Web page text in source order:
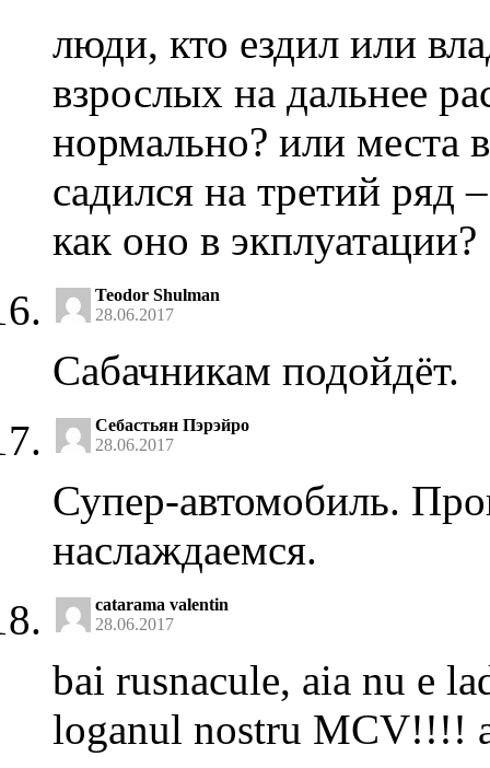
люди, кто ездил или
взрослых на дальнее
нормально? или места
садился на третий ряд
как оно в экплуатации?
Teodor Shulman
28.06.2017
Сабачникам подойдёт.
Себастьян Пэрэйро
28.06.2017
Супер-автомобиль.
наслаждаемся.
catarama valentin
28.06.2017
bai rusnacule, aia nu e
loganul nostru MCV!!!!